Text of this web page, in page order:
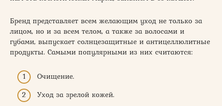
Бренд представляет всем желающим уход не только за
лицом, но и за всем телом, а также за волосами и
губами, выпускает солнцезащитные и антицеллюлитные
продукты. Самыми популярными из них считаются:
Очищение.
Уход за зрелой кожей.